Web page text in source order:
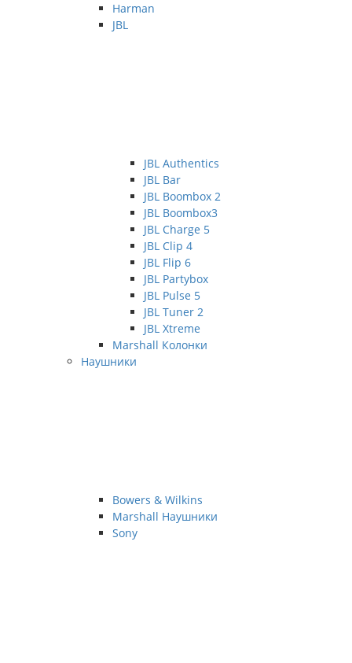
Harman
JBL
JBL Authentics
JBL Bar
JBL Boombox 2
JBL Boombox3
JBL Charge 5
JBL Clip 4
JBL Flip 6
JBL Partybox
JBL Pulse 5
JBL Tuner 2
JBL Xtreme
Marshall Колонки
Наушники
Bowers & Wilkins
Marshall Наушники
Sony